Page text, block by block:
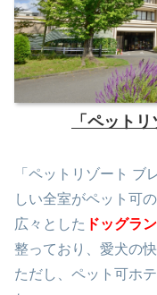
「ペット
「ペットリゾート ブ
しい全室がペット可
広々とした ドッグラン
整っており、愛犬の
ただし、ペット可ホ